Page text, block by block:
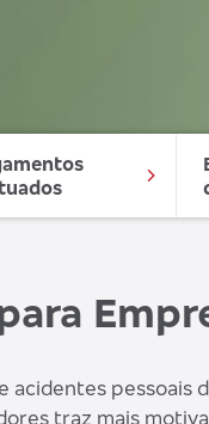
acidentes
traz mais